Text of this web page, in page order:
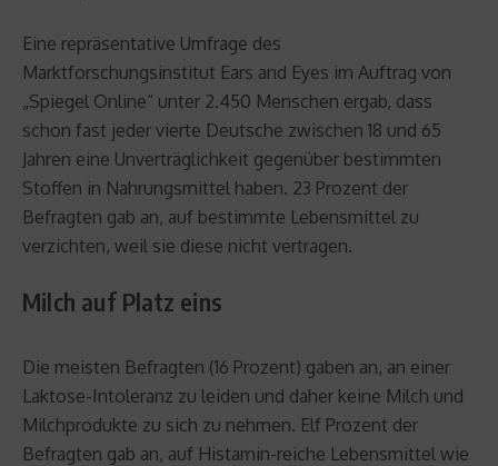
Eine repräsentative Umfrage des
Marktforschungsinstitut Ears and Eyes im Auftrag von
„Spiegel Online“ unter 2.450 Menschen ergab, dass
schon fast jeder vierte Deutsche zwischen 18 und 65
Jahren eine Unverträglichkeit gegenüber bestimmten
Stoffen in Nahrungsmittel haben. 23 Prozent der
Befragten gab an, auf bestimmte Lebensmittel zu
verzichten, weil sie diese nicht vertragen.
Milch auf Platz eins
Die meisten Befragten (16 Prozent) gaben an, an einer
Laktose-Intoleranz zu leiden und daher keine Milch und
Milchprodukte zu sich zu nehmen. Elf Prozent der
Befragten gab an, auf Histamin-reiche Lebensmittel wie